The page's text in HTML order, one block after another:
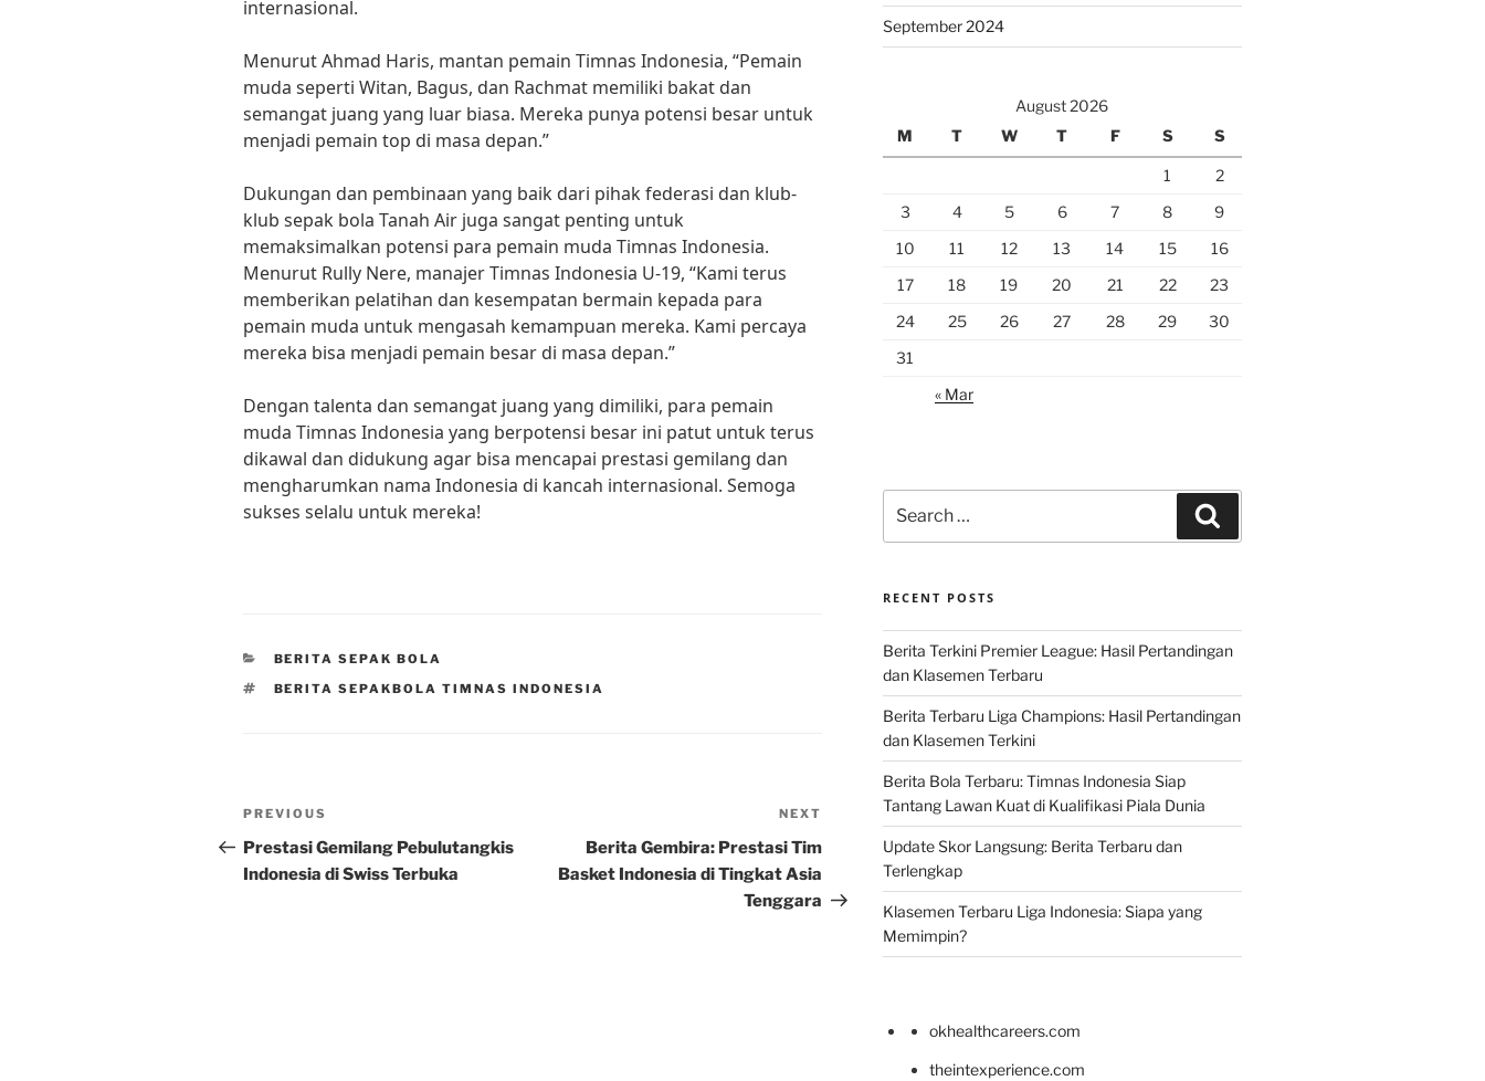
internasional.
Menurut Ahmad Haris, mantan pemain Timnas Indonesia, “Pemain
muda seperti Witan, Bagus, dan Rachmat memiliki bakat dan
semangat juang yang luar biasa. Mereka punya potensi besar untuk
menjadi pemain top di masa depan.”
Dukungan dan pembinaan yang baik dari pihak federasi dan klub-
klub sepak bola Tanah Air juga sangat penting untuk
memaksimalkan potensi para pemain muda Timnas Indonesia.
Menurut Rully Nere, manajer Timnas Indonesia U-19, “Kami terus
memberikan pelatihan dan kesempatan bermain kepada para
pemain muda untuk mengasah kemampuan mereka. Kami percaya
mereka bisa menjadi pemain besar di masa depan.”
Dengan talenta dan semangat juang yang dimiliki, para pemain
muda Timnas Indonesia yang berpotensi besar ini patut untuk terus
dikawal dan didukung agar bisa mencapai prestasi gemilang dan
mengharumkan nama Indonesia di kancah internasional. Semoga
sukses selalu untuk mereka!
CATEGORIES
BERITA SEPAK BOLA
TAGS
BERITA SEPAKBOLA TIMNAS INDONESIA
Post
navigation
Previous
Post
PREVIOUS
Prestasi Gemilang Pebulutangkis
Indonesia di Swiss Terbuka
Post
NEXT
Berita Gembira: Prestasi Tim
Basket Indonesia di Tingkat Asia
Tenggara
September 2024
August 2026
M
T W T F S S
1
2
3
4 5 6 7 8
9
10
11 12 13 14 15
16
17
18 19 20 21 22
23
24
25 26 27 28 29
30
31
« Mar
for:
RECENT POSTS
Berita Terkini Premier League: Hasil Pertandingan
dan Klasemen Terbaru
Berita Terbaru Liga Champions: Hasil Pertandingan
dan Klasemen Terkini
Berita Bola Terbaru: Timnas Indonesia Siap
Tantang Lawan Kuat di Kualifikasi Piala Dunia
Update Skor Langsung: Berita Terbaru dan
Terlengkap
Klasemen Terbaru Liga Indonesia: Siapa yang
Memimpin?
okhealthcareers.com
theintexperience.com